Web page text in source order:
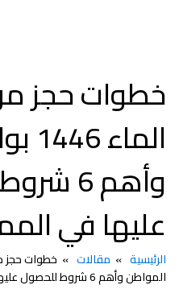
خطوات حجز
وأهم
عليها في
الرئيسية مقالات
المواطن وأهم 6 شروط للحصول عليها في المملكة